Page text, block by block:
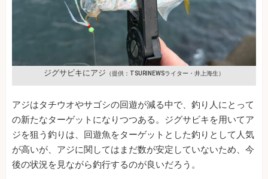
ジグサビキにアジ （提供：TSURINEWSライター・井上海生）
アジはタチウオやサゴシの回遊が減る中で、釣り人にとって
の新たなターゲットになりつつある。ジグサビキを用いてア
ジを狙う釣りは、回遊魚をターゲットとした釣りとして人気
が高いが、アジに関してはまだ数が安定していないため、今
後の状況を見ながら釣行するのが良いだろう。